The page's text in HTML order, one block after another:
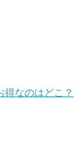
なのはどこ？